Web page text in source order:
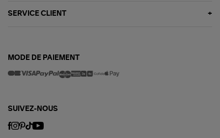
SERVICE CLIENT
MODE DE PAIEMENT
SUIVEZ-NOUS